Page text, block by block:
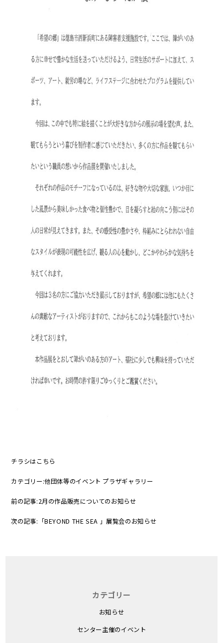
チラシはこちら
カテゴリー:他団体等のイベント プラザギャラリー
前の記事:2月の作品販売についてのお知らせ
次の記事: 「BEYOND THE SEA 」展覧会のお知らせ
カテゴリー
お知らせ
センター主催のイベント